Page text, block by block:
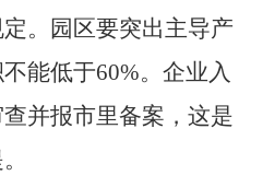
。园区要突出主导产
能低于60%。企业入
并报市里备案，这是